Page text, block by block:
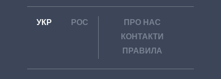
УКР РОС
ПРО НАС
КОНТАКТИ
ПРАВИЛА